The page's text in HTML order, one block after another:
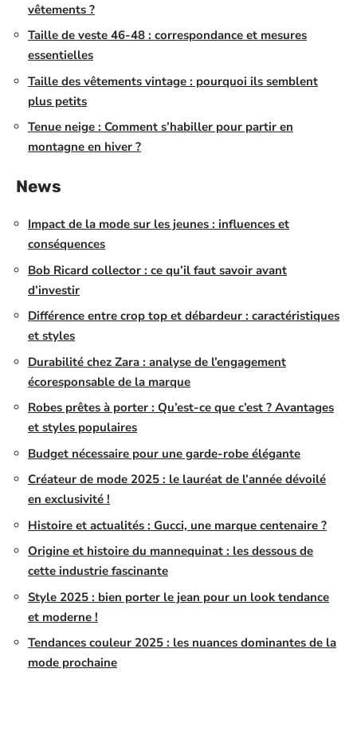
vêtements ?
Taille de veste 46-48 : correspondance et mesures
essentielles
Taille des vêtements vintage : pourquoi ils semblent
plus petits
Tenue neige : Comment s’habiller pour partir en
montagne en hiver ?
News
Impact de la mode sur les jeunes : influences et
conséquences
Bob Ricard collector : ce qu’il faut savoir avant
d’investir
Différence entre crop top et débardeur : caractéristiques
et styles
Durabilité chez Zara : analyse de l’engagement
écoresponsable de la marque
Robes prêtes à porter : Qu’est-ce que c’est ? Avantages
et styles populaires
Budget nécessaire pour une garde-robe élégante
Créateur de mode 2025 : le lauréat de l’année dévoilé
en exclusivité !
Histoire et actualités : Gucci, une marque centenaire ?
Origine et histoire du mannequinat : les dessous de
cette industrie fascinante
Style 2025 : bien porter le jean pour un look tendance
et moderne !
Tendances couleur 2025 : les nuances dominantes de la
mode prochaine